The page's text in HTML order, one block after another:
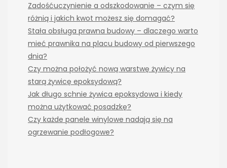
Zadośćuczynienie a odszkodowanie – czym się
różnią i jakich kwot możesz się domagać?
Stała obsługa prawna budowy – dlaczego warto
mieć prawnika na placu budowy od pierwszego
dnia?
Czy można położyć nową warstwę żywicy na
starą żywicę epoksydową?
Jak długo schnie żywica epoksydowa i kiedy
można użytkować posadzkę?
Czy każde panele winylowe nadają się na
ogrzewanie podłogowe?